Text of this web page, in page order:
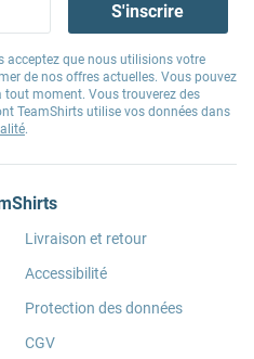
S'inscrire
acceptez que nous utilisions votre
de nos offres actuelles. Vous pouvez
tout moment. Vous trouverez des
TeamShirts utilise vos données dans
.
Livraison et retour
Accessibilité
Protection des données
CGV